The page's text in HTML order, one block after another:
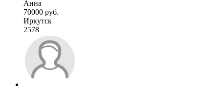
Анна
70000 руб.
Иркутск
2578